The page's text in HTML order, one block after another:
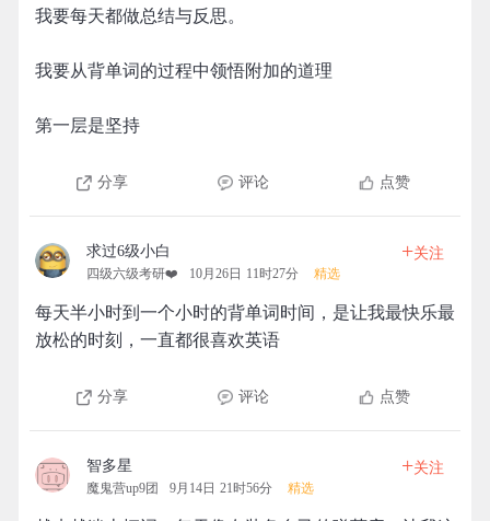
我要每天都做总结与反思。
我要从背单词的过程中领悟附加的道理
第一层是坚持
分享 评论 点赞
求过6级小白
四级六级考研❤️ 10月26日 11时27分 精选
+关注
每天半小时到一个小时的背单词时间，是让我最快乐最
放松的时刻，一直都很喜欢英语
分享 评论 点赞
智多星
魔鬼营up9团 9月14日 21时56分 精选
+关注